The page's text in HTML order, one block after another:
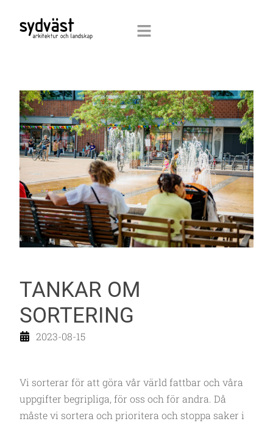
TANKAR OM
SORTERING
2023-08-15
Vi sorterar för att göra vår värld fattbar och våra
uppgifter begripliga, för oss och för andra. Då
måste vi sortera och prioritera och stoppa saker i